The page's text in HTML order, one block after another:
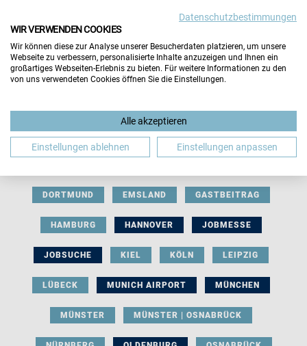
BERUFLICHE ORIENTIERUNG BEWERBUNG
DORTMUND EMSLAND GASTBEITRAG
HAMBURG HANNOVER JOBMESSE
JOBSUCHE KIEL KÖLN LEIPZIG
LÜBECK MUNICH AIRPORT MÜNCHEN
MÜNSTER MÜNSTER | OSNABRÜCK
Datenschutzbestimmungen
WIR VERWENDEN COOKIES
Wir können diese zur Analyse unserer Besucherdaten platzieren, um unsere
Webseite zu verbessern, personalisierte Inhalte anzuzeigen und Ihnen ein
großartiges Webseiten-Erlebnis zu bieten. Für weitere Informationen zu den
von uns verwendeten Cookies öffnen Sie die Einstellungen.
Alle akzeptieren
Einstellungen ablehnen Einstellungen anpassen